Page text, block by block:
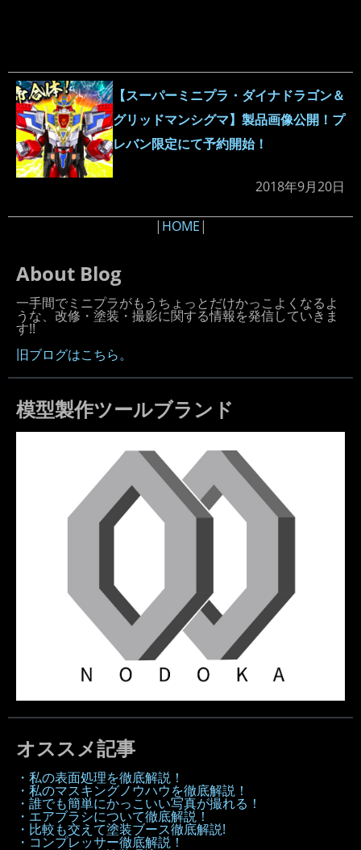
【スーパーミニプラ・ダイナドラゴン＆
グリッドマンシグマ】製品画像公開！プ
レバン限定にて予約開始！
2018年9月20日
| HOME|
About Blog
一手間でミニプラがもうちょっとだけかっこよくなるよ
うな、改修・塗装・撮影に関する情報を発信していきま
す!!
旧ブログはこちら。
模型製作ツールブランド
オススメ記事
・私の表面処理を徹底解説！
・私のマスキングノウハウを徹底解説！
・誰でも簡単にかっこいい写真が撮れる！
・エアブラシについて徹底解説！
・比較も交えて塗装ブース徹底解説!
・コンプレッサー徹底解説！